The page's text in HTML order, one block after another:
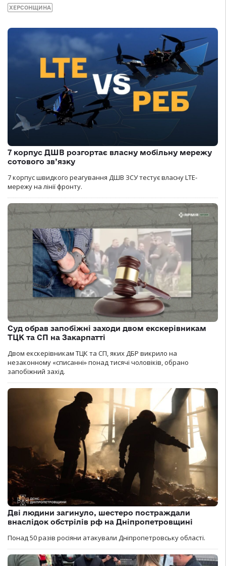
ХЕРСОНЩИНА
7 корпус ДШВ розгортає власну мобільну мережу
сотового зв’язку
7 корпус швидкого реагування ДШВ ЗСУ тестує власну LTE-
мережу на лінії фронту.
Суд обрав запобіжні заходи двом екскерівникам
ТЦК та СП на Закарпатті
Двом екскерівникам ТЦК та СП, яких ДБР викрило на
незаконному «списанні» понад тисячі чоловіків, обрано
запобіжний захід.
Дві людини загинуло, шестеро постраждали
внаслідок обстрілів рф на Дніпропетровщині
Понад 50 разів росіяни атакували Дніпропетровську області.